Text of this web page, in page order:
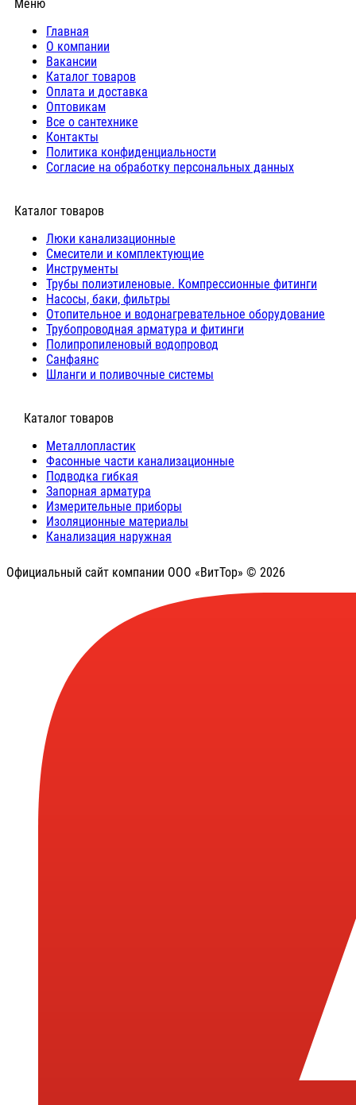
Меню
Главная
О компании
Вакансии
Каталог товаров
Оплата и доставка
Оптовикам
Все о сантехнике
Контакты
Политика конфиденциальности
Согласие на обработку персональных данных
Каталог товаров
Люки канализационные
Cмесители и комплектующие
Инструменты
Трубы полиэтиленовые. Компрессионные фитинги
Насосы, баки, фильтры
Отопительное и водонагревательное оборудование
Трубопроводная арматура и фитинги
Полипропиленовый водопровод
Санфаянс
Шланги и поливочные системы
⠀Каталог товаров
Металлопластик
Фасонные части канализационные
Подводка гибкая
Запорная арматура
Измерительные приборы
Изоляционные материалы
Канализация наружная
Официальный сайт компании ООО «ВитТор» © 2026